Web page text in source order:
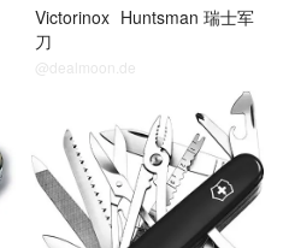
Victorinox Huntsman 瑞士军
刀
@dealmoon.de